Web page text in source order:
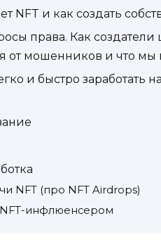
NFT и как создать
права. Как
от мошенников и что
и быстро заработать
NFT (про NFT Airdrops)
NFT-инфлюенсером